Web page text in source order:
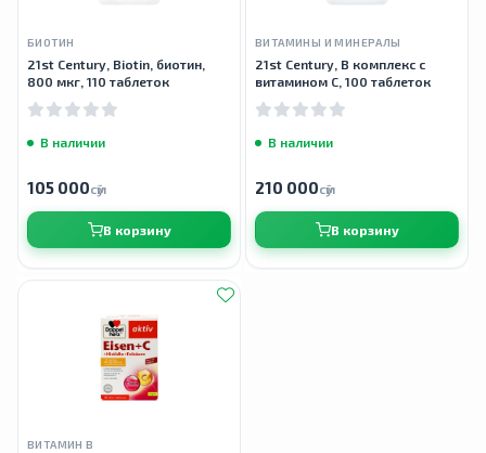
БИОТИН
21st Century, Biotin, биотин,
800 мкг, 110 таблеток
В наличии
105 000сӯм
В корзину
ВИТАМИНЫ И МИНЕРАЛЫ
21st Century, В комплекс с
витамином C, 100 таблеток
В наличии
210 000сӯм
В корзину
ВИТАМИН B